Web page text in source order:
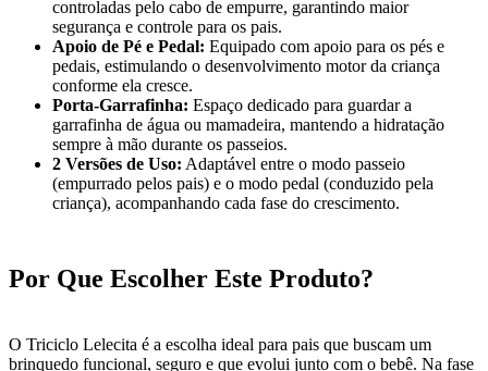
controladas pelo cabo de empurre, garantindo maior
segurança e controle para os pais.
Apoio de Pé e Pedal: Equipado com apoio para os pés e
pedais, estimulando o desenvolvimento motor da criança
conforme ela cresce.
Porta-Garrafinha: Espaço dedicado para guardar a
garrafinha de água ou mamadeira, mantendo a hidratação
sempre à mão durante os passeios.
2 Versões de Uso: Adaptável entre o modo passeio
(empurrado pelos pais) e o modo pedal (conduzido pela
criança), acompanhando cada fase do crescimento.
Por Que Escolher Este Produto?
O Triciclo Lelecita é a escolha ideal para pais que buscam um
brinquedo funcional, seguro e que evolui junto com o bebê. Na fase